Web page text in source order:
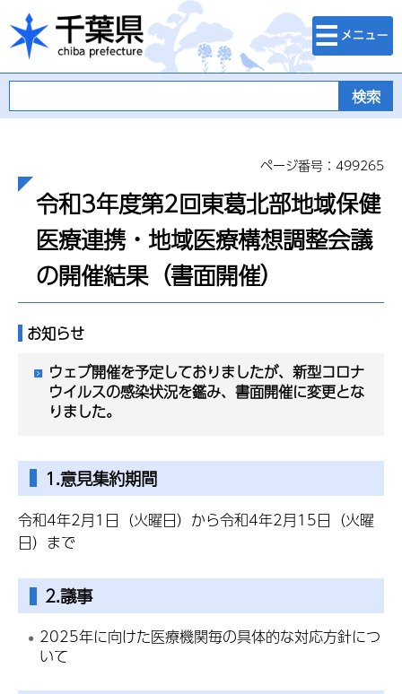
千葉県
検索・メニュ
ー
ページ番号：499265
令和3年度第2回東葛北部地域保健
医療連携・地域医療構想調整会議
の開催結果（書面開催）
お知らせ
ウェブ開催を予定しておりましたが、新型コロナ
ウイルスの感染状況を鑑み、書面開催に変更とな
りました。
1.意見集約期間
令和4年2月1日（火曜日）から令和4年2月15日（火曜
日）まで
2.議事
2025年に向けた医療機関毎の具体的な対応方針につ
いて